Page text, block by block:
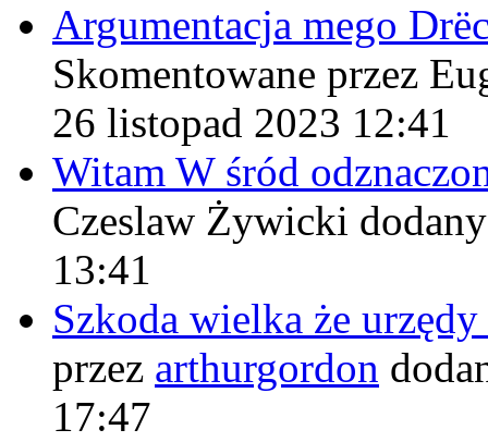
Argumentacja mego
Skomentowane przez
26 listopad 2023 12:41
Witam W śród
Czeslaw Żywicki
13:41
Szkoda wielka że
przez arthurgordon
17:47